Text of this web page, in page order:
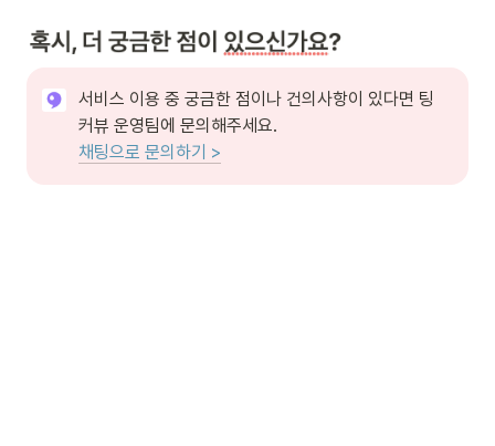
서비스 이용 중 궁금한 점이나 건의사항이 있다면 팅
채팅으로 문의하기 >